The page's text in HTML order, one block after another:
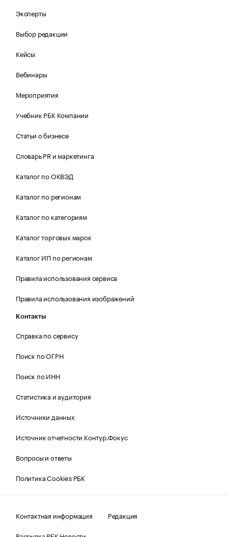
Эксперты
Выбор редакции
Кейсы
Вебинары
Мероприятия
Учебник РБК Компании
Статьи о бизнесе
Словарь PR и маркетинга
Каталог по ОКВЭД
Каталог по регионам
Каталог по категориям
Каталог торговых марок
Каталог ИП по регионам
Правила использования сервиса
Правила использования изображений
Контакты
Справка по сервису
Поиск по ОГРН
Поиск по ИНН
Статистика и аудитория
Источники данных
Источник отчетности Контур.Фокус
Вопросы и ответы
Политика Cookies РБК
Контактная информация
Редакция